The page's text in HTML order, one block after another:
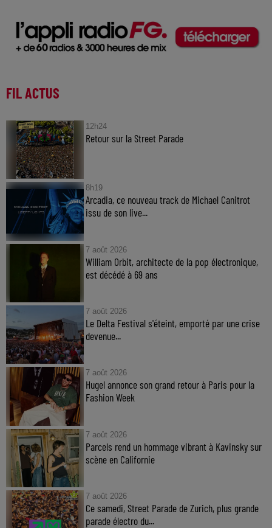
FIL ACTUS
12h24
Retour sur la Street Parade
8h19
Arcadia, ce nouveau track de Michael Canitrot
issu de son live...
7 août 2026
William Orbit, architecte de la pop électronique,
est décédé à 69 ans
7 août 2026
Le Delta Festival s'éteint, emporté par une crise
devenue...
7 août 2026
Hugel annonce son grand retour à Paris pour la
Fashion Week
7 août 2026
Parcels rend un hommage vibrant à Kavinsky sur
scène en Californie
7 août 2026
Ce samedi, Street Parade de Zurich, plus grande
parade électro du...